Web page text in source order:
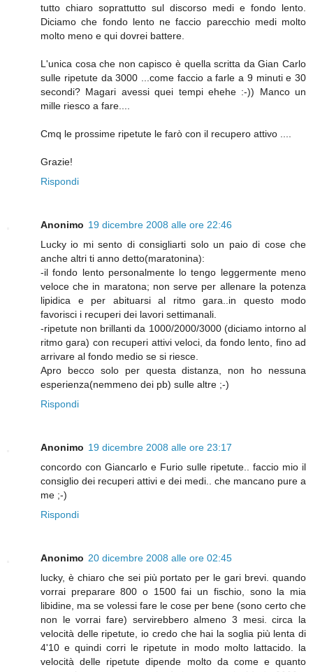
tutto chiaro soprattutto sul discorso medi e fondo lento.
Diciamo che fondo lento ne faccio parecchio medi molto
molto meno e qui dovrei battere.
L'unica cosa che non capisco è quella scritta da Gian Carlo
sulle ripetute da 3000 ...come faccio a farle a 9 minuti e 30
secondi? Magari avessi quei tempi ehehe :-)) Manco un
mille riesco a fare....
Cmq le prossime ripetute le farò con il recupero attivo ....
Grazie!
Rispondi
Anonimo 19 dicembre 2008 alle ore 22:46
Lucky io mi sento di consigliarti solo un paio di cose che
anche altri ti anno detto(maratonina):
-il fondo lento personalmente lo tengo leggermente meno
veloce che in maratona; non serve per allenare la potenza
lipidica e per abituarsi al ritmo gara..in questo modo
favorisci i recuperi dei lavori settimanali.
-ripetute non brillanti da 1000/2000/3000 (diciamo intorno al
ritmo gara) con recuperi attivi veloci, da fondo lento, fino ad
arrivare al fondo medio se si riesce.
Apro becco solo per questa distanza, non ho nessuna
esperienza(nemmeno dei pb) sulle altre ;-)
Rispondi
Anonimo 19 dicembre 2008 alle ore 23:17
concordo con Giancarlo e Furio sulle ripetute.. faccio mio il
consiglio dei recuperi attivi e dei medi.. che mancano pure a
me ;-)
Rispondi
Anonimo 20 dicembre 2008 alle ore 02:45
lucky, è chiaro che sei più portato per le gari brevi. quando
vorrai preparare 800 o 1500 fai un fischio, sono la mia
libidine, ma se volessi fare le cose per bene (sono certo che
non le vorrai fare) servirebbero almeno 3 mesi. circa la
velocità delle ripetute, io credo che hai la soglia più lenta di
4'10 e quindi corri le ripetute in modo molto lattacido. la
velocità delle ripetute dipende molto da come e quanto